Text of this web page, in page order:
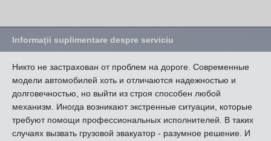
Informații suplimentare despre serviciu
Никто не застрахован от проблем на дороге. Современные
модели автомобилей хоть и отличаются надежностью и
долговечностью, но выйти из строя способен любой
механизм. Иногда возникают экстренные ситуации, которые
требуют помощи профессиональных исполнителей. В таких
случаях вызвать грузовой эвакуатор - разумное решение. И